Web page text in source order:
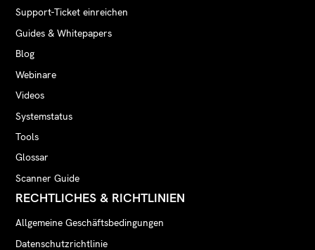
Support-Ticket einreichen
Guides & Whitepapers
Blog
Webinare
Videos
Systemstatus
Tools
Glossar
Scanner Guide
RECHTLICHES & RICHTLINIEN
Allgemeine Geschäftsbedingungen
Datenschutzrichtlinie